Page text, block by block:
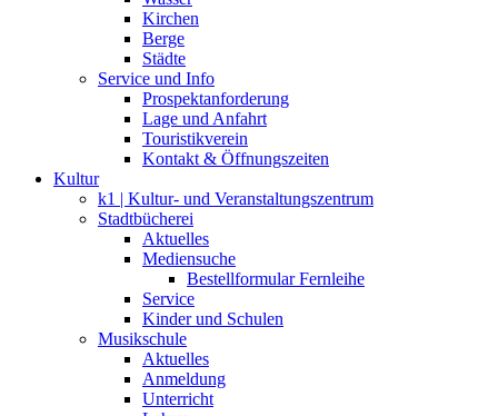
Kirchen
Berge
Städte
Service und Info
Prospektanforderung
Lage und Anfahrt
Touristikverein
Kontakt & Öffnungszeiten
Kultur
k1 | Kultur- und Veranstaltungszentrum
Stadtbücherei
Aktuelles
Mediensuche
Bestellformular Fernleihe
Service
Kinder und Schulen
Musikschule
Aktuelles
Anmeldung
Unterricht